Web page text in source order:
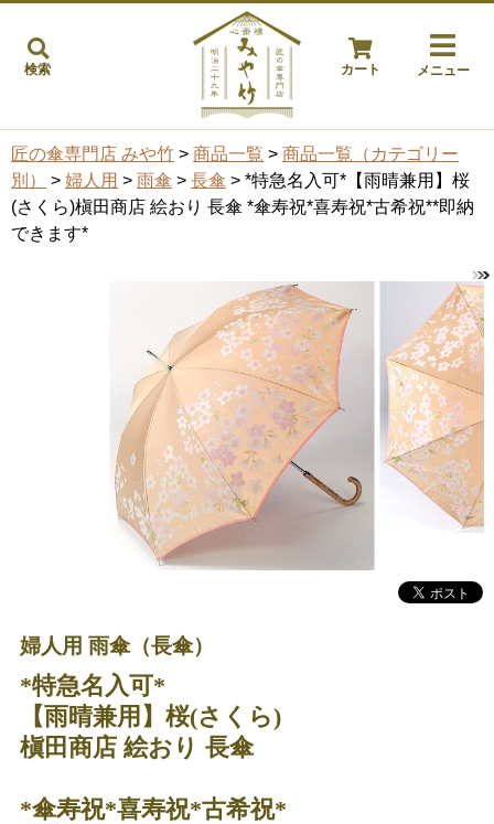
検索 カート メニュー
匠の傘専門店 みや竹 > 商品一覧 > 商品一覧（カテゴリー
別）
> 婦人用 > 雨傘 > 長傘 > *特急名入可*【雨晴兼用】桜
(さくら)槇田商店 絵おり 長傘 *傘寿祝*喜寿祝*古希祝**即納
できます*
婦人用 雨傘（長傘）
*特急名入可*
【雨晴兼用】桜(さくら)
槇田商店 絵おり 長傘
*傘寿祝*喜寿祝*古希祝*